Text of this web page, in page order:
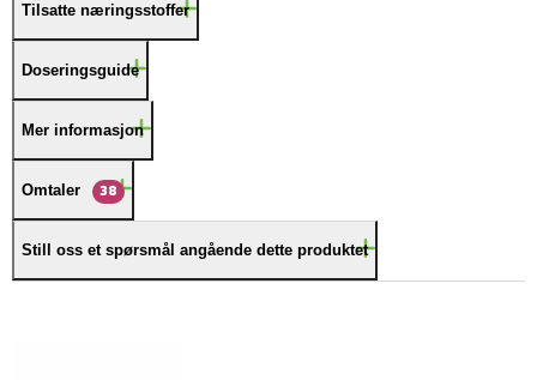
Tilsatte næringsstoffer
Doseringsguide
Mer informasjon
Omtaler 38
Still oss et spørsmål angående dette produktet